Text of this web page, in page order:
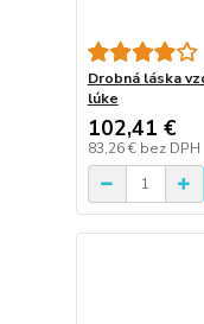
Drobná láska
lúke
102,41 €
83,26 € bez DPH